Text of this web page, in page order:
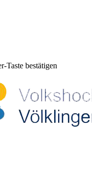
Taste bestätigen